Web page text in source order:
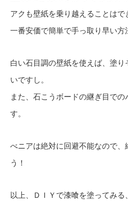
アクも壁紙を乗り越えることはで
一番安価で簡単で手っ取り早い方
白い石目調の壁紙を使えば、塗り
いですし。
また、石こうボードの継ぎ目での
す。
べニアは絶対に回避不能なので、
う！
以上、ＤＩＹで漆喰を塗ってみる